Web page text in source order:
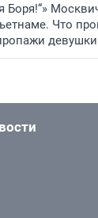
Боря!“»
Что
девушки